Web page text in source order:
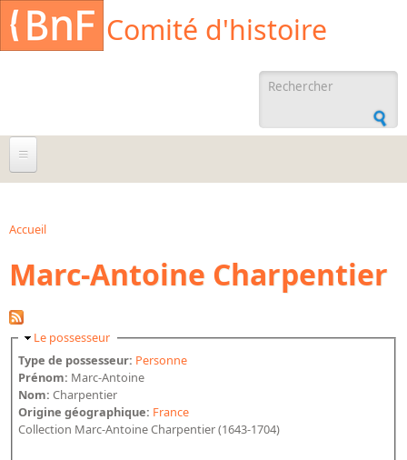
Aller au contenu principal
Comité d'histoire
recherche
À propos
Agenda
Ressources documentaires
Archives orales
Bibliographies
Bibliographie sur la BnF
Bibliographie historique de la Bibliothèque nationale de
France
Accueil
Marc-Antoine Charpentier
Masquer
Le possesseur
Type de possesseur: Personne
Prénom: Marc-Antoine
Nom:Charpentier
Origine géographique: France
Collection Marc-Antoine Charpentier (1643-1704)
Cookies management panel